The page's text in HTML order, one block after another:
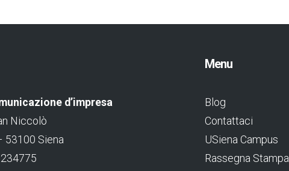
d’impresa
Niccolò
53100 Siena
Menu
Blog
Contattaci
USiena Campus
Rassegna Stampa